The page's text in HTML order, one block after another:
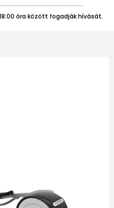
óra között fogadják hívását.